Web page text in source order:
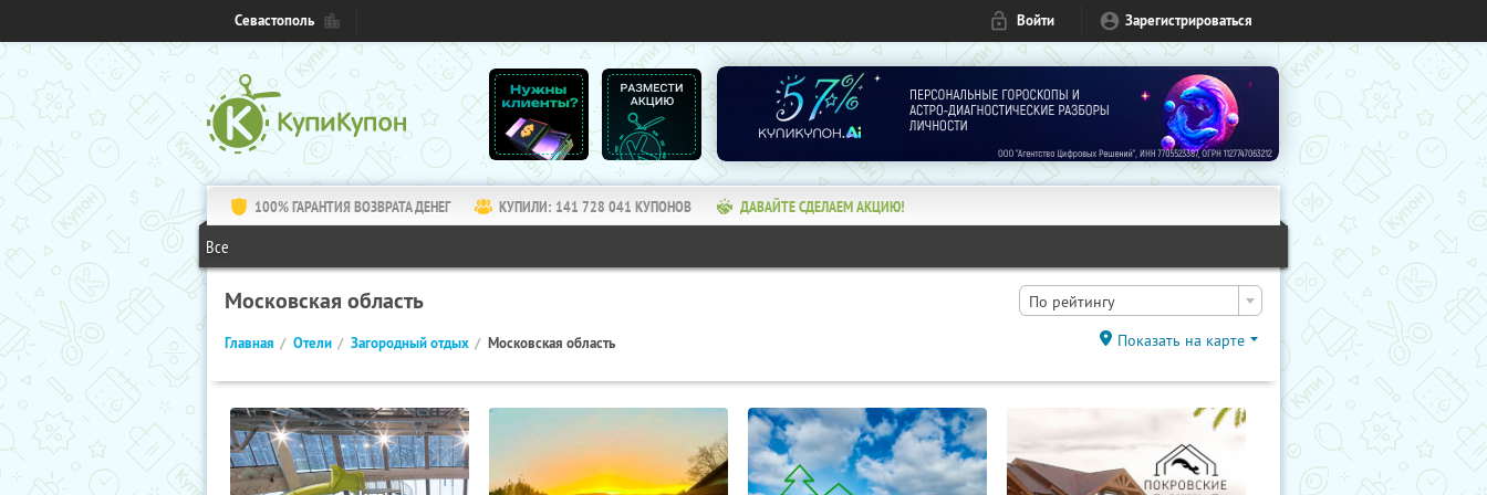
Севастополь Войти Зарегистрироваться
100% ГАРАНТИЯ ВОЗВРАТА ДЕНЕГ КУПИЛИ: 141 728 041 КУПОНОВ ДАВАЙТЕ СДЕЛАЕМ АКЦИЮ!
Все
Московская область По рейтингу
Главная Отели Загородный отдых Московская область Показать на карте